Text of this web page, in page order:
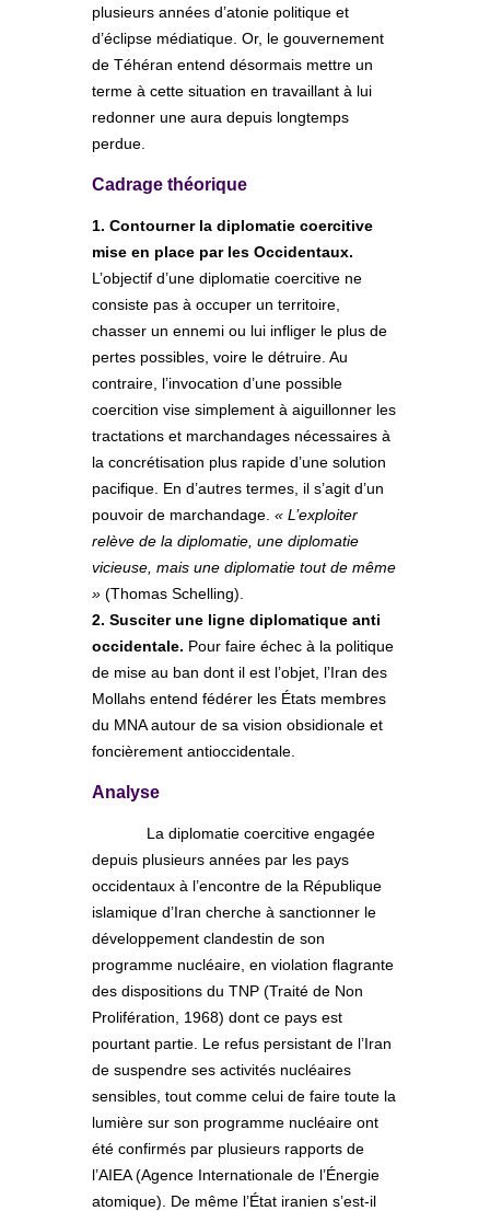
plusieurs années d’atonie politique et
d’éclipse médiatique. Or, le gouvernement
de Téhéran entend désormais mettre un
terme à cette situation en travaillant à lui
redonner une aura depuis longtemps
perdue.
Cadrage théorique
1. Contourner la diplomatie coercitive
mise en place par les Occidentaux.
L’objectif d’une diplomatie coercitive ne
consiste pas à occuper un territoire,
chasser un ennemi ou lui infliger le plus de
pertes possibles, voire le détruire. Au
contraire, l’invocation d’une possible
coercition vise simplement à aiguillonner les
tractations et marchandages nécessaires à
la concrétisation plus rapide d’une solution
pacifique. En d’autres termes, il s’agit d’un
pouvoir de marchandage. « L’exploiter
relève de la diplomatie, une diplomatie
vicieuse, mais une diplomatie tout de même
» (Thomas Schelling).
2. Susciter une ligne diplomatique anti
occidentale. Pour faire échec à la politique
de mise au ban dont il est l’objet, l’Iran des
Mollahs entend fédérer les États membres
du MNA autour de sa vision obsidionale et
foncièrement antioccidentale.
Analyse
La diplomatie coercitive engagée
depuis plusieurs années par les pays
occidentaux à l’encontre de la République
islamique d’Iran cherche à sanctionner le
développement clandestin de son
programme nucléaire, en violation flagrante
des dispositions du TNP (Traité de Non
Prolifération, 1968) dont ce pays est
pourtant partie. Le refus persistant de l’Iran
de suspendre ses activités nucléaires
sensibles, tout comme celui de faire toute la
lumière sur son programme nucléaire ont
été confirmés par plusieurs rapports de
l’AIEA (Agence Internationale de l’Énergie
atomique). De même l’État iranien s’est-il